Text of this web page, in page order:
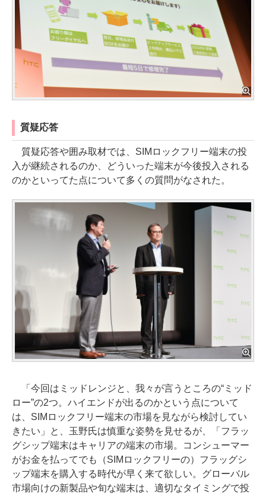
質疑応答
質疑応答や囲み取材では、SIMロックフリー端末の投
入が継続されるのか、どういった端末が今後投入される
のかといってた点について多くの質問がなされた。
「今回はミッドレンジと、我々が言うところの“ミッド
ロー”の2つ。ハイエンドが出るのかという点について
は、SIMロックフリー端末の市場を見ながら検討してい
きたい」と、玉野氏は慎重な姿勢を見せるが、「フラッ
グシップ端末はキャリアの端末の市場。コンシューマー
がお金を払ってでも（SIMロックフリーの）フラッグシ
ップ端末を購入する時代が早く来て欲しい。グローバル
市場向けの新製品や旬な端末は、適切なタイミングで投